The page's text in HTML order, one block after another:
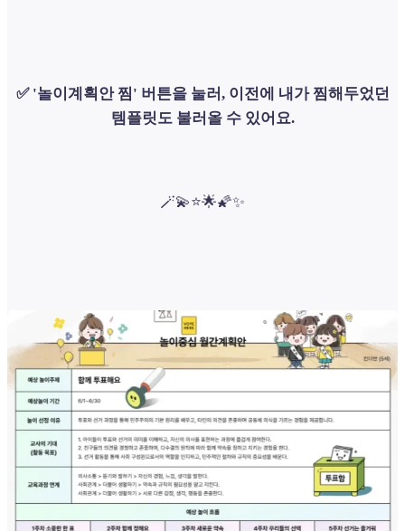
✅ '놀이계획안 찜' 버튼을 눌러, 이전에 내가 찜해두었던
템플릿도 불러올 수 있어요.
🪄💫⭐🌟🌠✨